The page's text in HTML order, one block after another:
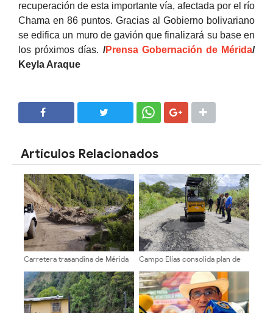
recuperación de esta importante vía, afectada por el río
Chama en 86 puntos. Gracias al Gobierno bolivariano
se edifica un muro de gavión que finalizará su base en
los próximos días. /Prensa Gobernación de Mérida/
Keyla Araque
Artículos Relacionados
Carretera trasandina de Mérida
después de las lluvias
Campo Elías consolida plan de
Montañita